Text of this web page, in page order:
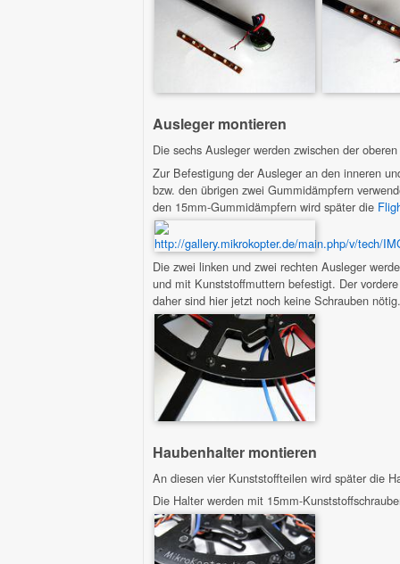
Ausleger montieren
Die sechs Ausleger werden zwischen der
Zur Befestigung der Ausleger an den inneren
bzw. den übrigen zwei Gummidämpfern
den 15mm-Gummidämpfern wird später die
Die zwei linken und zwei rechten Ausleger
und mit Kunststoffmuttern befestigt. Der
daher sind hier jetzt noch keine Schrauben nötig.
Haubenhalter montieren
An diesen vier Kunststoffteilen wird später die
Die Halter werden mit 15mm-